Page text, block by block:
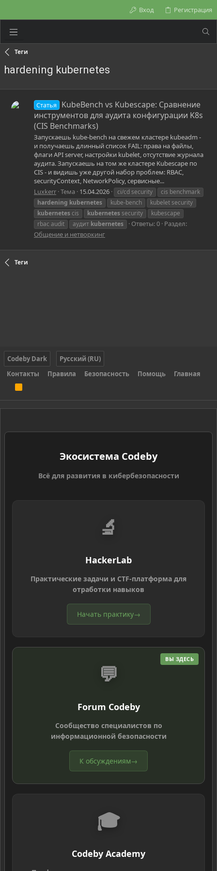
Вход Регистрация
Теги
hardening kubernetes
Статья
KubeBench vs Kubescape: Сравнение
инструментов для аудита конфигурации K8s
(CIS Benchmarks)
Запускаешь kube-bench на свежем кластере kubeadm -
и получаешь длинный список FAIL: права на файлы,
флаги API server, настройки kubelet, отсутствие журнала
аудита. Запускаешь на том же кластере Kubescape по
CIS - и видишь уже другой набор проблем: RBAC,
securityContext, NetworkPolicy, сервисные...
Luxkerr Тема 15.04.2026 ci/cd security
cis benchmark
hardening kubernetes kube-bench
kubelet security
kubernetescis kubernetessecurity
kubescape
rbac audit
аудит kubernetes Ответы: 0 Раздел:
Общение и нетворкинг
Теги
Codeby Dark
Русский (RU)
Контакты
Правила Безопасность Помощь Главная
S
Экосистема Codeby
Всё для развития в кибербезопасности
🔬
HackerLab
Практические задачи и CTF-платформа для
отработки навыков
Начать практику→
ВЫ ЗДЕСЬ
💬
Forum Codeby
Сообщество специалистов по
информационной безопасности
К обсуждениям→
🎓
Codeby Academy